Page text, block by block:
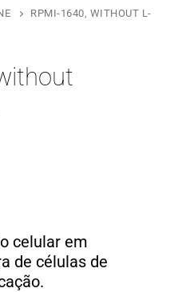
RPMI-1640, WITHOUT L-
celular em
de células de